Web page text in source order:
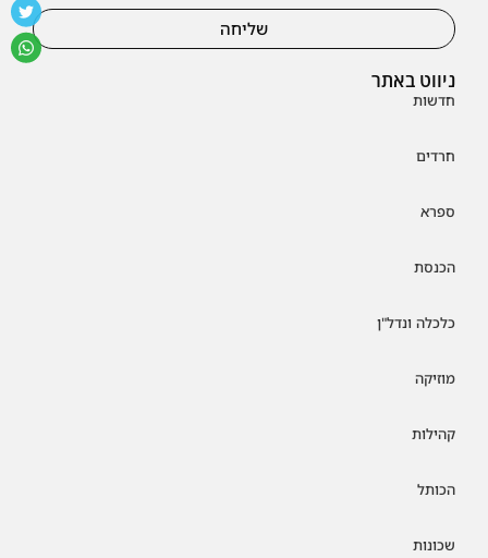
ניווט באתר
חדשות
חרדים
ספרא
הכנסת
כלכלה ונדל"ן
מוזיקה
קהילות
הכותל
שכונות
שליחה